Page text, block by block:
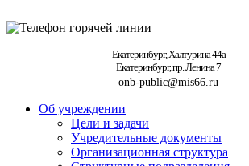
Екатеринбург, Халтурина 44а
Екатеринбург, пр. Ленина 7
onb-public@mis66.ru
Об учреждении
Цели и задачи
Учредительные документы
Организационная структура